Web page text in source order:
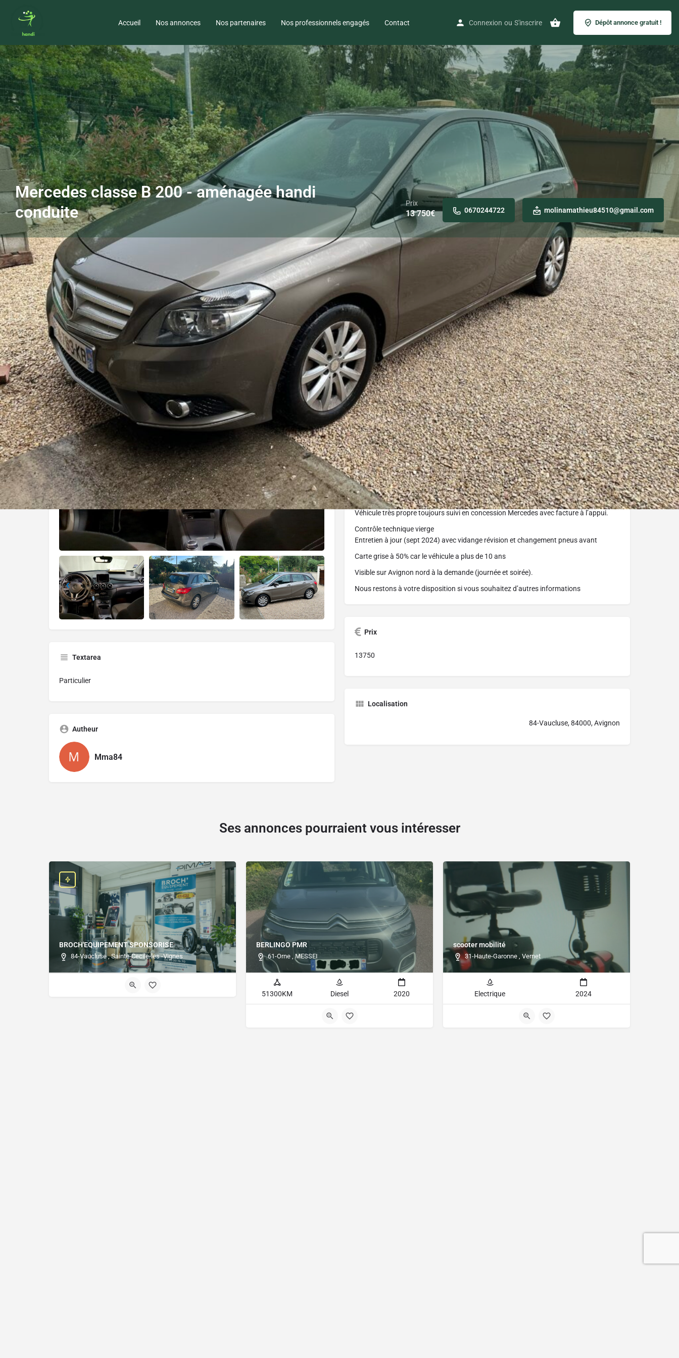
Accueil Nos annonces Nos partenaires Nos professionnels engagés Contact Connexion ou S'inscrire Dépôt annonce gratuit !
Mercedes classe B 200 - aménagée handi
conduite
Prix
13 750€ 0670244722 molinamathieu84510@gmail.com
Votre Annonce
Téléphoner Envoyer un message
Gallerie
Textarea
Particulier
Autheur
Mma84
Kilométrage
96000
Description
Bonjour
Nous vendons cette superbe Mercedes classe B moteur 156 ch en boîte automatique.
Excellente auto dans un très bon état avec aménagement conduite pour personne
handicapée.
Vous disposerez d’un accélérateur au volant (déconnectable sur commande
électronique) et du frein à main (côté droit) permettant également le frein de
stationnement.
Véhicule très propre toujours suivi en concession Mercedes avec facture à l’appui.
Contrôle technique vierge
Entretien à jour (sept 2024) avec vidange révision et changement pneus avant
Carte grise à 50% car le véhicule a plus de 10 ans
Visible sur Avignon nord à la demande (journée et soirée).
Nous restons à votre disposition si vous souhaitez d’autres informations
Prix
13750
Localisation
84-Vaucluse, 84000, Avignon
Ses annonces pourraient vous intéresser
BROCH'EQUIPEMENT SPONSORISE
84-Vaucluse , Sainte-Cecile-les -Vignes
BERLINGO PMR
61-Orne , MESSEI
51300KM Diesel 2020
scooter mobilité
31-Haute-Garonne , Vernet
Electrique 2024